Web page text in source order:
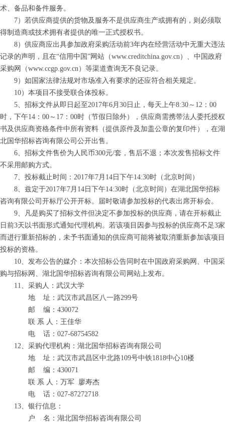
术、备品和备件服务。
7）若供应商提供的货物及服务不是供应商生产或拥有的，则必须取
得制造商或技术拥有者提供的唯一正式授权书。
8） 供应商应出具参加政府采购活动前3年内在经营活动中无重大违法
记录的声明 ， 且在“信用中国 ”网站 （www.creditchina.gov.cn） 、中国政府
采购网
（www.ccgp.gov.cn） 等渠道查询无不良记录。
9）如国家法律法规对市场准入有要求的还应符合相关规定。
10）本项目不接受联合体投标。
5、招标文件从即日起至2017年6月 30 日止，每天上午8:30～12：00
时，下午14：00～17：00时（节假日除外），供应商需携带法人委托授权
书及供应商资格条件中所有资料（提供原件及加盖公章的复印件），在湖
北国华招标咨询有限公司公开出售。
6、招标文件售价为人民币300元/套 ，售后不退；本次发售招标文件
不采用邮购方式。
7、 投标截止时间： 2017年7月 14 日 下午14:30时（北京时间）
8、兹定于2017年7月14日下午14:30时（北京时间）在湖北国华招标
咨询有限公司开标厅公开开标。届时敬请参加投标的代表出席开标会。
9、凡是购买了招标文件但决定不参加投标的供应商，请在开标截止
日前3天 以书面形式通知代理机构。若该项目因参与投标的供应商不足3家
而进行重新招标的，未予书面通知的供应商可能将被取消重新参加该项目
投标的资格。
10、发布公告的媒介：本次招标公告同时在中国政府采购网、中国采
购与招标网、湖北国华招标咨询有限公司网站上发布。
11、采购人：武汉大学
地
址：武汉市武昌区八一路299号
邮
编： 430072
联 系 人：王佳华
电
话： 027-68754582
12、 采购代理机构：湖北国华招标咨询有限公司
地
址：武汉市武昌区中北路109号中铁1818中心10楼
邮
编： 430071
联 系 人：万军 廖寿杰
电
话： 027-87272718
13、银行信息：
户
名：湖北国华招标咨询有限公司